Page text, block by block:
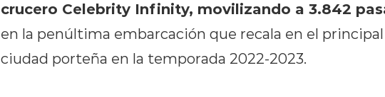
crucero Celebrity Infinity, movilizando a 3.842
en la penúltima embarcación que recala en el
ciudad porteña en la temporada 2022-2023.